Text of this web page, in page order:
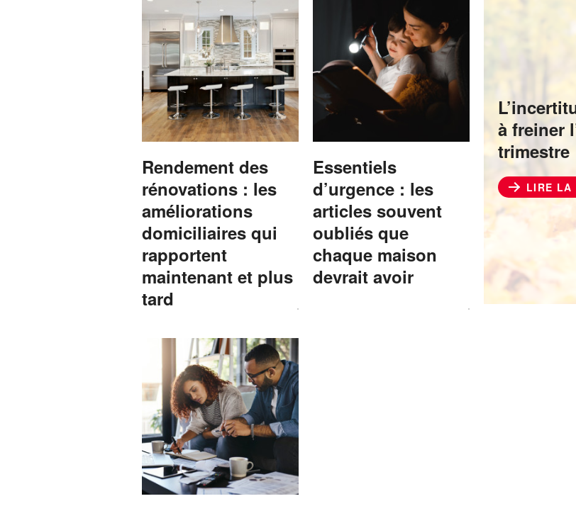
Rendement des
rénovations : les
améliorations
domiciliaires qui
rapportent
maintenant et plus
tard
Essentiels
d’urgence : les
articles souvent
oubliés que
chaque maison
devrait avoir
à freiner
trimestre
LIRE LA